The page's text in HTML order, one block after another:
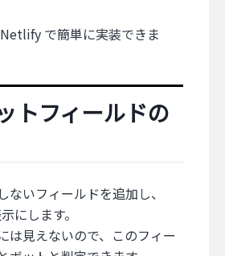
で簡単に実装できま
トフィールドの
ないフィールドを追加し、
にします。
は見えないので、このフィー